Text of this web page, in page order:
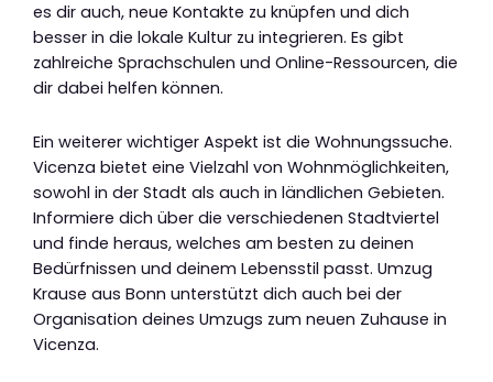
es dir auch, neue Kontakte zu knüpfen und dich
besser in die lokale Kultur zu integrieren. Es gibt
zahlreiche Sprachschulen und Online-Ressourcen, die
dir dabei helfen können.
Ein weiterer wichtiger Aspekt ist die Wohnungssuche.
Vicenza bietet eine Vielzahl von Wohnmöglichkeiten,
sowohl in der Stadt als auch in ländlichen Gebieten.
Informiere dich über die verschiedenen Stadtviertel
und finde heraus, welches am besten zu deinen
Bedürfnissen und deinem Lebensstil passt. Umzug
Krause aus Bonn unterstützt dich auch bei der
Organisation deines Umzugs zum neuen Zuhause in
Vicenza.